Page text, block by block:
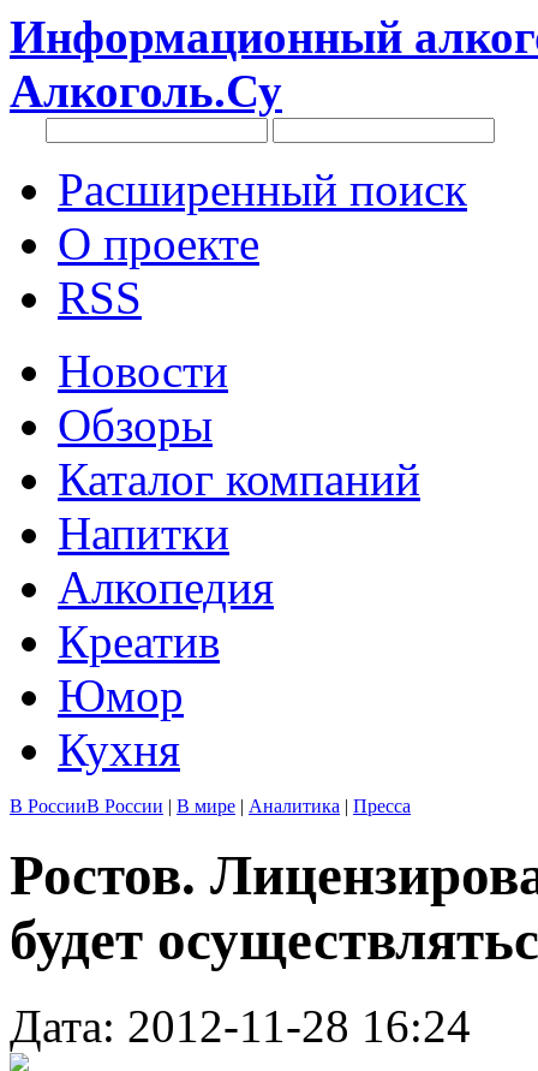
Информационный
Алкоголь.Су
Расширенный поиск
О проекте
RSS
Новости
Обзоры
Каталог компаний
Напитки
Алкопедия
Креатив
Юмор
Кухня
В РоссииВ России | В мире | Аналитика | Пресса
Ростов.
будет
Дата: 2012-11-28 16:24